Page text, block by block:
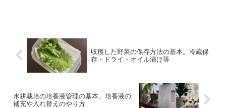
収穫した野菜の保存方法の基本。冷蔵保
存・ドライ・オイル漬け等
水耕栽培の培養液管理の基本。培養液の
補充や入れ替えのやり方